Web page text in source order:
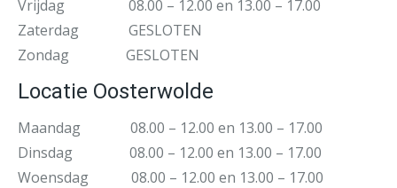
Vrijdag 08.00 – 12.00 en 13.00 – 17.00
Zaterdag GESLOTEN
Zondag GESLOTEN
Locatie Oosterwolde
Maandag 08.00 – 12.00 en 13.00 – 17.00
Dinsdag 08.00 – 12.00 en 13.00 – 17.00
Woensdag 08.00 – 12.00 en 13.00 – 17.00